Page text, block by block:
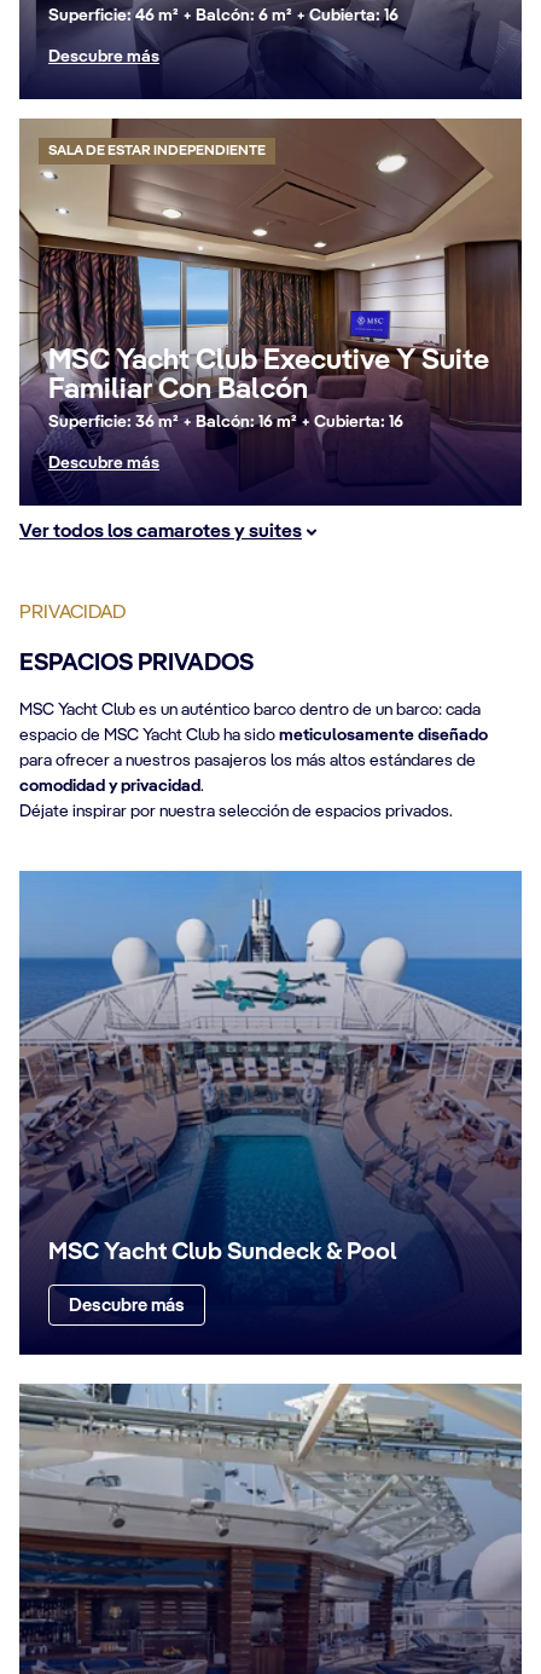
Superficie: 46 m² + Balcón: 6 m² + Cubierta: 16
Descubre más
SALA DE ESTAR INDEPENDIENTE
MSC Yacht Club Executive Y Suite
Familiar Con Balcón
Superficie: 36 m² + Balcón: 16 m² + Cubierta: 16
Descubre más
Ver todos los camarotes y suites
PRIVACIDAD
ESPACIOS PRIVADOS
MSC Yacht Club es un auténtico barco dentro de un barco: cada
espacio de MSC Yacht Club ha sido meticulosamente diseñado
para ofrecer a nuestros pasajeros los más altos estándares de
comodidad y privacidad.
Déjate inspirar por nuestra selección de espacios privados.
MSC Yacht Club Sundeck & Pool
Descubre más